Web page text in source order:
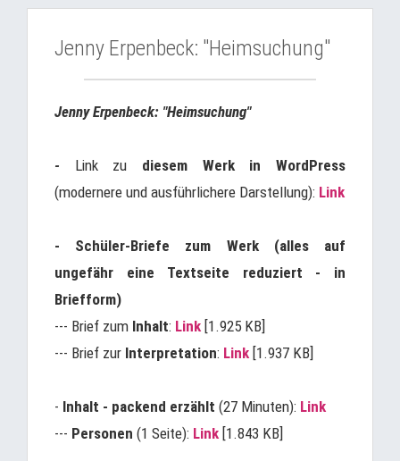
Jenny Erpenbeck: "Heimsuchung"
Jenny Erpenbeck: "Heimsuchung"
- Link zu diesem Werk in WordPress
(modernere und ausführlichere Darstellung): Link
- Schüler-Briefe zum Werk (alles auf
ungefähr eine Textseite reduziert - in
Briefform)
--- Brief zum Inhalt: Link [1.925 KB]
--- Brief zur Interpretation: Link [1.937 KB]
- Inhalt - packend erzählt (27 Minuten): Link
--- Personen (1 Seite): Link [1.843 KB]